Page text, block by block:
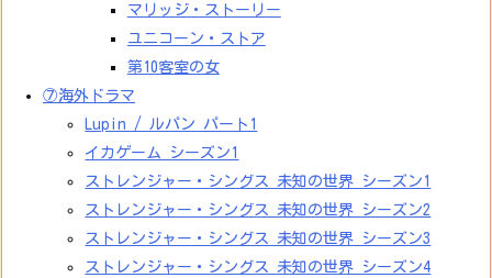
マリッジ・ストーリー
ユニコーン・ストア
第10客室の女
⑦海外ドラマ
Lupin / ルパン パート1
イカゲーム シーズン1
ストレンジャー・シングス 未知の世界 シーズン1
ストレンジャー・シングス 未知の世界 シーズン2
ストレンジャー・シングス 未知の世界 シーズン3
ストレンジャー・シングス 未知の世界 シーズン4